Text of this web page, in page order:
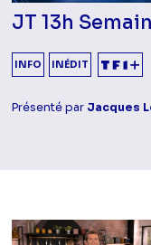
JT 13h
INFO INÉDIT
Présenté par Jacques